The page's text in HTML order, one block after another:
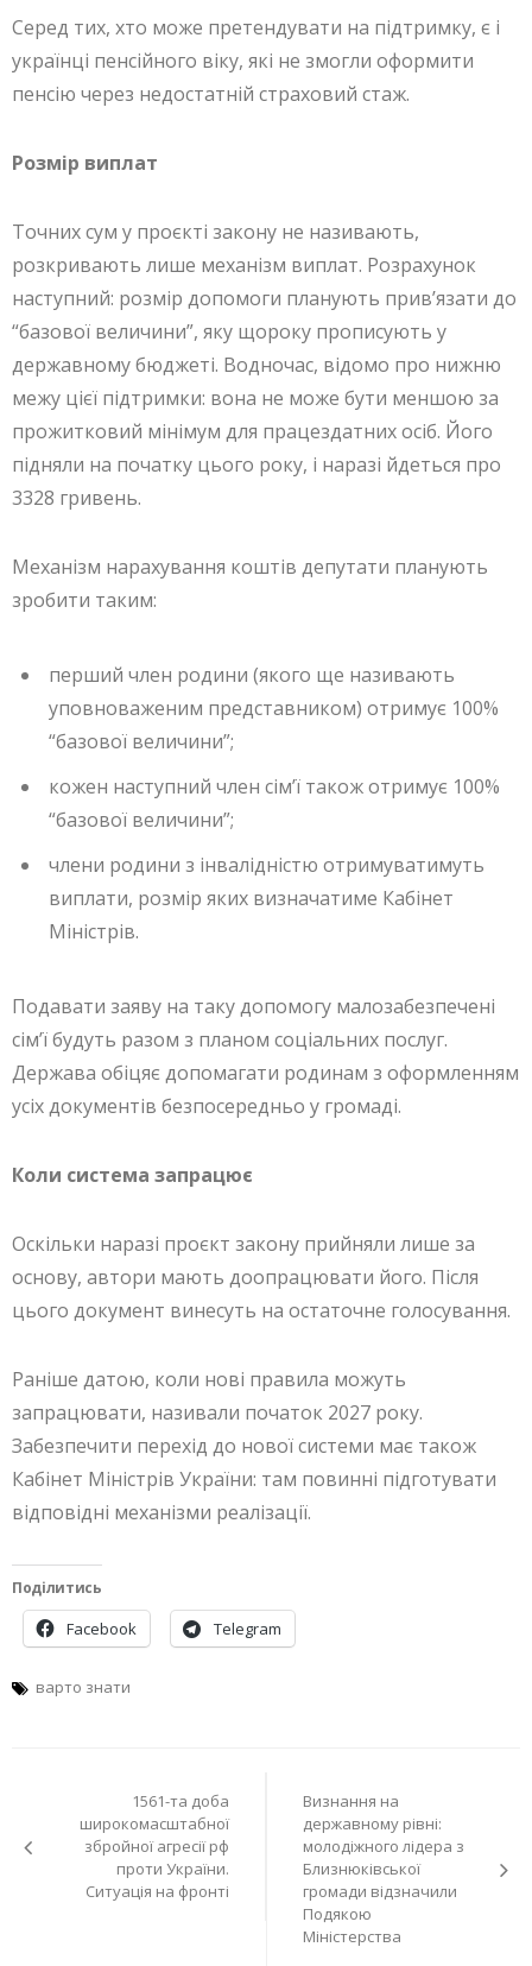
Серед тих, хто може претендувати на підтримку, є і
українці пенсійного віку, які не змогли оформити
пенсію через недостатній страховий стаж.
Розмір виплат
Точних сум у проєкті закону не називають,
розкривають лише механізм виплат. Розрахунок
наступний: розмір допомоги планують прив’язати до
“базової величини”, яку щороку прописують у
державному бюджеті. Водночас, відомо про нижню
межу цієї підтримки: вона не може бути меншою за
прожитковий мінімум для працездатних осіб. Його
підняли на початку цього року, і наразі йдеться про
3328 гривень.
Механізм нарахування коштів депутати планують
зробити таким:
перший член родини (якого ще називають
уповноваженим представником) отримує 100%
“базової величини”;
кожен наступний член сімʼї також отримує 100%
“базової величини”;
члени родини з інвалідністю отримуватимуть
виплати, розмір яких визначатиме Кабінет
Міністрів.
Подавати заяву на таку допомогу малозабезпечені
сімʼї будуть разом з планом соціальних послуг.
Держава обіцяє допомагати родинам з оформленням
усіх документів безпосередньо у громаді.
Коли система запрацює
Оскільки наразі проєкт закону прийняли лише за
основу, автори мають доопрацювати його. Після
цього документ винесуть на остаточне голосування.
Раніше датою, коли нові правила можуть
запрацювати, називали початок 2027 року.
Забезпечити перехід до нової системи має також
Кабінет Міністрів України: там повинні підготувати
відповідні механізми реалізації.
Поділитись
Facebook Telegram
варто знати
записів1561-та доба
широкомасштабної
збройної агресії рф
проти України.
Ситуація на фронті
Визнання на
державному рівні:
молодіжного лідера з
Близнюківської
громади відзначили
Подякою
Міністерства